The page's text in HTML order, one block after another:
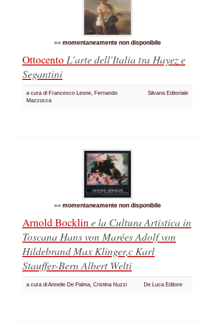
»» momentaneamente non disponibile
Ottocento L'arte dell'Italia tra Hayez e
Segantini
a cura di Francesco Leone, Fernando
Mazzocca
Silvana Editoriale
»» momentaneamente non disponibile
Arnold Bockline la Cultura Artistica in
Toscana Hans von Marées Adolf von
Hildebrand Max Klinger,c Karl
Stauffer-Bern Albert Welti
a cura di Annelie De Palma, Cristina Nuzzi De Luca Editore